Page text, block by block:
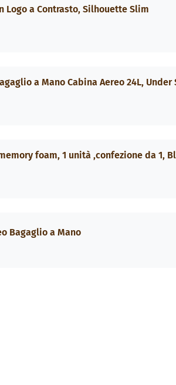
Logo a Contrasto, Silhouette Slim
a Mano Cabina Aereo 24L, Under
foam, 1 unità ,confezione da 1,
Bagaglio a Mano